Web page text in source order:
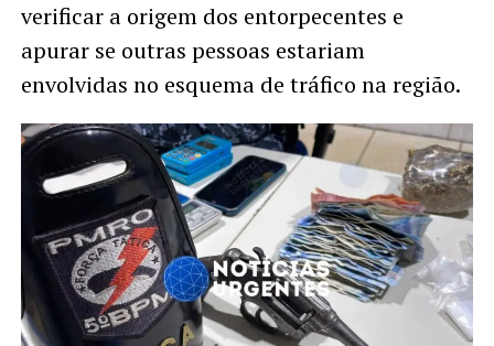
verificar a origem dos entorpecentes e
apurar se outras pessoas estariam
envolvidas no esquema de tráfico na região.